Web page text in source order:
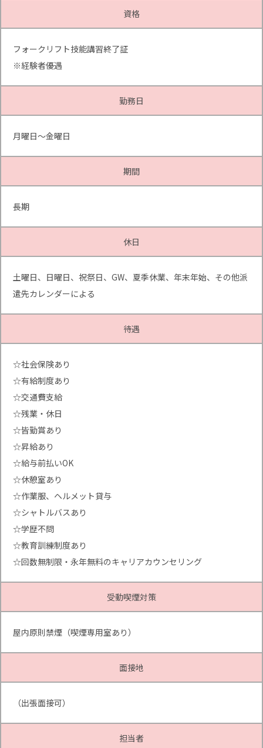
資格
フォークリフト技能講習終了証
※経験者優遇
勤務日
月曜日～金曜日
期間
長期
休日
土曜日、日曜日、祝祭日、GW、夏季休業、年末年始、その他派
遣先カレンダーによる
待遇
☆社会保険あり
☆有給制度あり
☆交通費支給
☆残業・休日
☆皆勤賞あり
☆昇給あり
☆給与前払いOK
☆休憩室あり
☆作業服、ヘルメット貸与
☆シャトルバスあり
☆学歴不問
☆教育訓練制度あり
☆回数無制限・永年無料のキャリアカウンセリング
受動喫煙対策
屋内原則禁煙（喫煙専用室あり）
面接地
（出張面接可）
担当者